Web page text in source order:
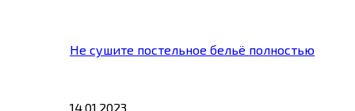
Не сушите постельное бельё полностью
14.01.2023